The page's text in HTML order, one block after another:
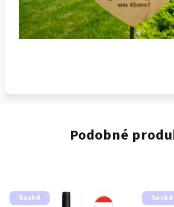
Podobné
Suché Suché